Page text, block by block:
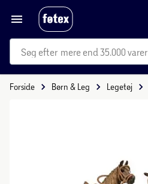
mere end 35.000 varer
Forside Børn & Leg Legetøj